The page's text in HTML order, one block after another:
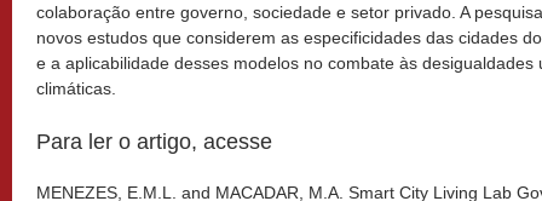
colaboração entre governo, sociedade e setor privado. A
novos estudos que considerem as especificidades das cidades
e a aplicabilidade desses modelos no combate às
climáticas.
Para ler o artigo, acesse
MENEZES, E.M.L. and MACADAR, M.A. Smart City Living Lab